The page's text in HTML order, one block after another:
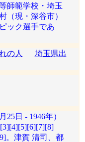
師範学校・埼玉
（現・深谷市）
ック選手であ
の人
埼玉県出
日 - 1946年）
。津賀 清司、都